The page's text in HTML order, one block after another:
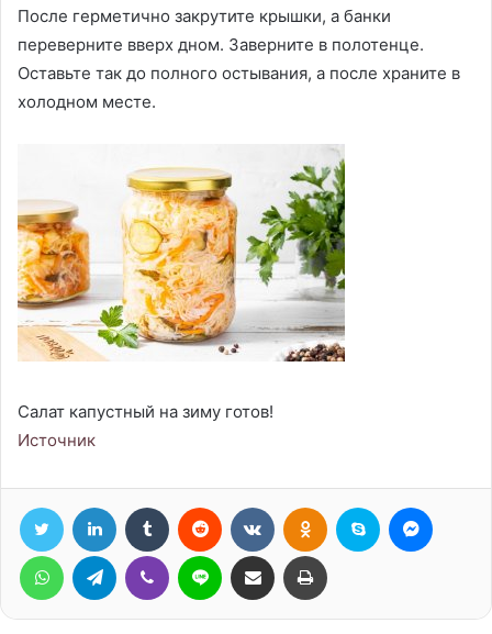
После герметично закрутите крышки, а банки
переверните вверх дном. Заверните в полотенце.
Оставьте так до полного остывания, а после храните в
холодном месте.
Салат капустный на зиму готов!
Источник
Twitter LinkedIn Tumblr Reddit ВконтактеОдноклассники
Skype
WhatsAppTelegram Viber Line Поделиться через электронную почту Печатать